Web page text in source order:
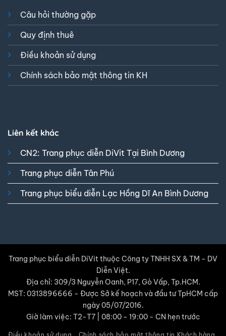
Câu hỏi thường gặp
Quy định thuê
Điều khoản sử dụng
Chính sách bảo mật thông tin KH
Liên kết khác
CN2: Trang phục diễn DiVit Tại Bình Dương
Trang phục diễn Tân Phú
Trang phục biểu diễn Lạc Hồng Dĩ An Bình Dương
Trang phục biểu diễn DiVit thuộc Công ty TNHH SX & TM - DV
Diễn Việt.
Địa chỉ: 309/3 Nguyễn Oanh, P17, Gò Vấp, Tp.HCM.
MST: 0313896666 - Được Sở kế hoạch và đầu tư TpHCM cấp
ngày 05/07/2016.
Giờ làm việc: T2-T7 | 08:00 - 19:00 - CN hẹn trước